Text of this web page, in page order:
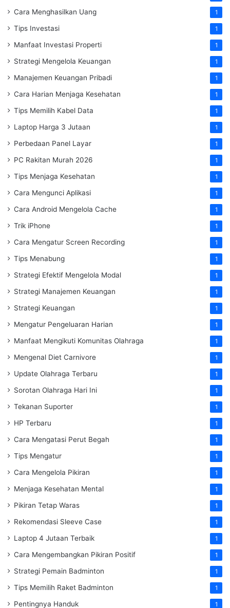
Cara Menghasilkan Uang 1
Tips Investasi 1
Manfaat Investasi Properti 1
Strategi Mengelola Keuangan 1
Manajemen Keuangan Pribadi 1
Cara Harian Menjaga Kesehatan 1
Tips Memilih Kabel Data 1
Laptop Harga 3 Jutaan 1
Perbedaan Panel Layar 1
PC Rakitan Murah 2026 1
Tips Menjaga Kesehatan 1
Cara Mengunci Aplikasi 1
Cara Android Mengelola Cache 1
Trik iPhone 1
Cara Mengatur Screen Recording 1
Tips Menabung 1
Strategi Efektif Mengelola Modal 1
Strategi Manajemen Keuangan 1
Strategi Keuangan 1
Mengatur Pengeluaran Harian 1
Manfaat Mengikuti Komunitas Olahraga 1
Mengenal Diet Carnivore 1
Update Olahraga Terbaru 1
Sorotan Olahraga Hari Ini 1
Tekanan Suporter 1
HP Terbaru 1
Cara Mengatasi Perut Begah 1
Tips Mengatur 1
Cara Mengelola Pikiran 1
Menjaga Kesehatan Mental 1
Pikiran Tetap Waras 1
Rekomendasi Sleeve Case 1
Laptop 4 Jutaan Terbaik 1
Cara Mengembangkan Pikiran Positif 1
Strategi Pemain Badminton 1
Tips Memilih Raket Badminton 1
Pentingnya Handuk 1